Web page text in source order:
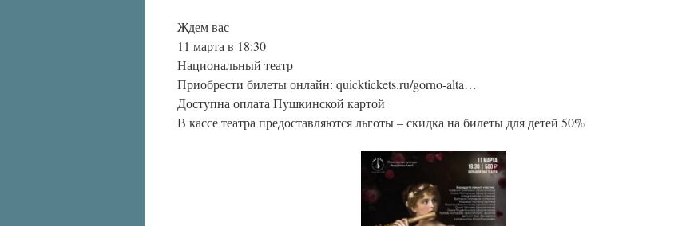
Ждем вас
11 марта в 18:30
Национальный театр
Приобрести билеты онлайн: quicktickets.ru/gorno-alta…
Доступна оплата Пушкинской картой
В кассе театра предоставляются льготы – скидка на билеты для детей 50%